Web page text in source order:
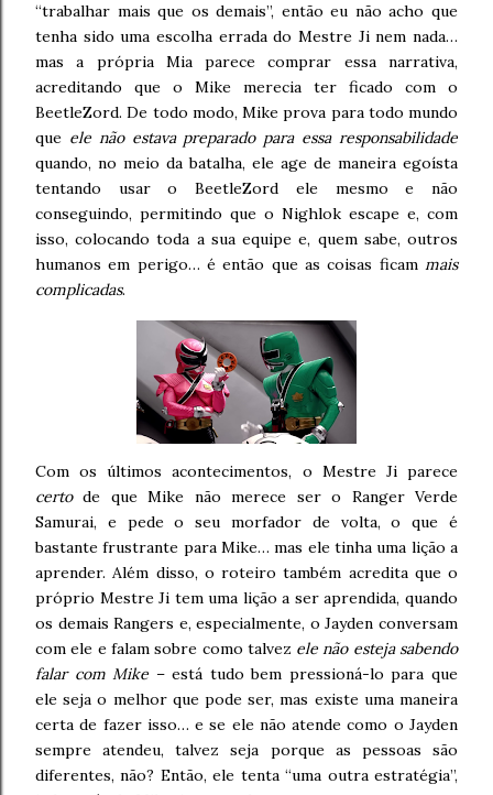
“trabalhar mais que os demais”, então eu não acho que
tenha sido uma escolha errada do Mestre Ji nem nada…
mas a própria Mia parece comprar essa narrativa,
acreditando que o Mike merecia ter ficado com o
BeetleZord. De todo modo, Mike prova para todo mundo
que ele não estava preparado para essa responsabilidade
quando, no meio da batalha, ele age de maneira egoísta
tentando usar o BeetleZord ele mesmo e não
conseguindo, permitindo que o Nighlok escape e, com
isso, colocando toda a sua equipe e, quem sabe, outros
humanos em perigo… é então que as coisas ficam mais
complicadas.
Com os últimos acontecimentos, o Mestre Ji parece
certode que Mike não merece ser o Ranger Verde
Samurai, e pede o seu morfador de volta, o que é
bastante frustrante para Mike… mas ele tinha uma lição a
aprender. Além disso, o roteiro também acredita que o
próprio Mestre Ji tem uma lição a ser aprendida, quando
os demais Rangers e, especialmente, o Jayden conversam
com ele e falam sobre como talvez ele não esteja sabendo
falar com Mike – está tudo bem pressioná-lo para que
ele seja o melhor que pode ser, mas existe uma maneira
certa de fazer isso… e se ele não atende como o Jayden
sempre atendeu, talvez seja porque as pessoas são
diferentes, não? Então, ele tenta “uma outra estratégia”,